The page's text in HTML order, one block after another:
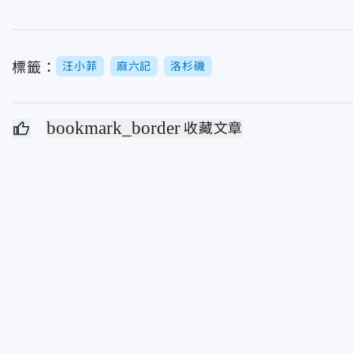
標籤： 汪小菲 麻六記 洛杉磯
bookmark_border 收藏文章